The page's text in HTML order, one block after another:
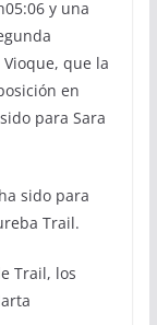
y una
que la
en
para Sara
sido para
Trail.
Trail, los